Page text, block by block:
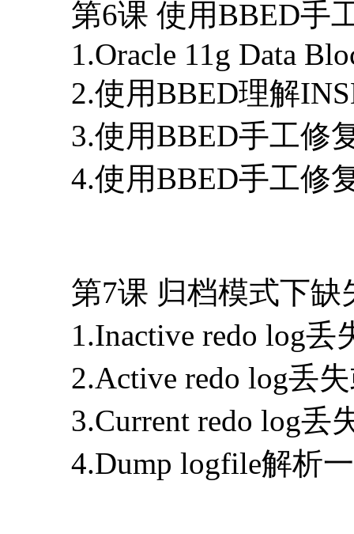
第6课 使用BBED手
1.Oracle 11g Data
2.使用BBED理解
3.使用BBED手工修
4.使用BBED手工修
第7课 归档模式下缺
1.Inactive redo log
2.Active redo log丢
3.Current redo log丢
4.Dump logfile解析